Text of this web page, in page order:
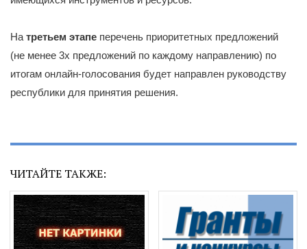
На третьем этапе перечень приоритетных предложений
(не менее 3х предложений по каждому направлению) по
итогам онлайн-голосования будет направлен руководству
республики для принятия решения.
ЧИТАЙТЕ ТАКЖЕ: